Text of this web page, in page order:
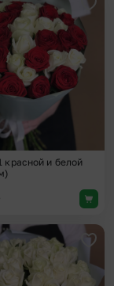
красной и белой